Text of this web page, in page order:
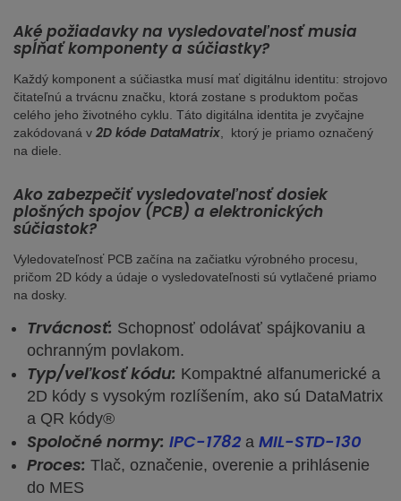
Aké požiadavky na vysledovateľnosť musia
spĺňať komponenty a súčiastky?
Každý komponent a súčiastka musí mať digitálnu identitu: strojovo
čitateľnú a trvácnu značku, ktorá zostane s produktom počas
celého jeho životného cyklu. Táto digitálna identita je zvyčajne
zakódovaná v 2D kóde DataMatrix, ktorý je priamo označený
na diele.
Ako zabezpečiť vysledovateľnosť dosiek
plošných spojov (PCB) a elektronických
súčiastok?
Vyledovateľnosť PCB začína na začiatku výrobného procesu,
pričom 2D kódy a údaje o vysledovateľnosti sú vytlačené priamo
na dosky.
Trvácnosť: Schopnosť odolávať spájkovaniu a
ochranným povlakom.
Typ/veľkosť kódu: Kompaktné alfanumerické a
2D kódy s vysokým rozlíšením, ako sú DataMatrix
a QR kódy®
Spoločné normy: IPC-1782 a MIL-STD-130
Proces: Tlač, označenie, overenie a prihlásenie
do MES